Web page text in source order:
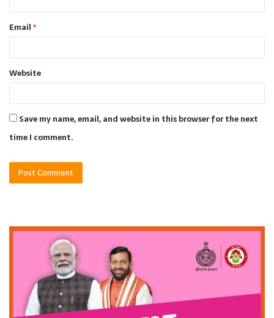
Email*
Website
Save my name, email, and website in this browser for the next
time I comment.